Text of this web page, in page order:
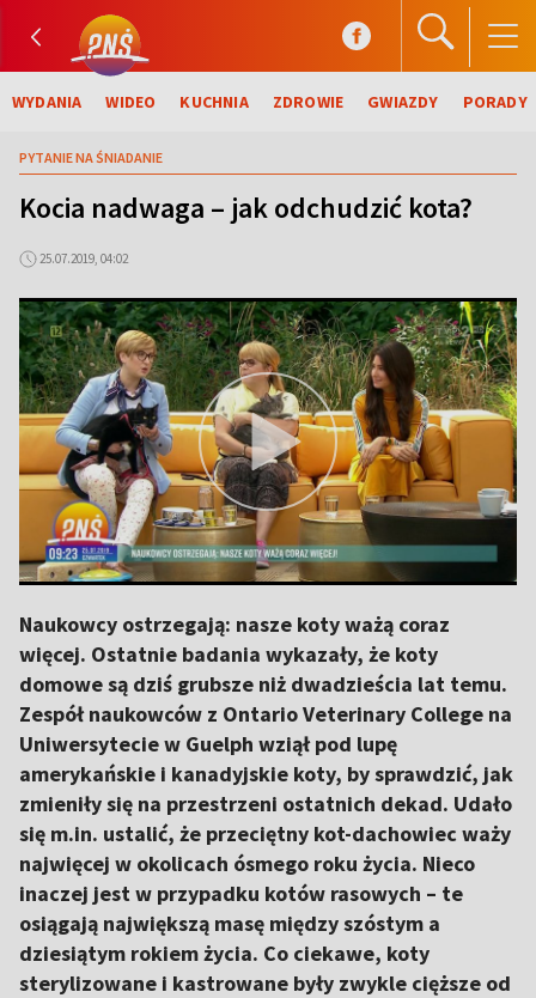
WYDANIA WIDEO KUCHNIA ZDROWIE GWIAZDY PORADY
PYTANIE NA ŚNIADANIE
Kocia nadwaga – jak odchudzić kota?
25.07.2019, 04:02
Naukowcy ostrzegają: nasze koty ważą coraz
więcej. Ostatnie badania wykazały, że koty
domowe są dziś grubsze niż dwadzieścia lat temu.
Zespół naukowców z Ontario Veterinary College na
Uniwersytecie w Guelph wziął pod lupę
amerykańskie i kanadyjskie koty, by sprawdzić, jak
zmieniły się na przestrzeni ostatnich dekad. Udało
się m.in. ustalić, że przeciętny kot-dachowiec waży
najwięcej w okolicach ósmego roku życia. Nieco
inaczej jest w przypadku kotów rasowych – te
osiągają największą masę między szóstym a
dziesiątym rokiem życia. Co ciekawe, koty
sterylizowane i kastrowane były zwykle cięższe od